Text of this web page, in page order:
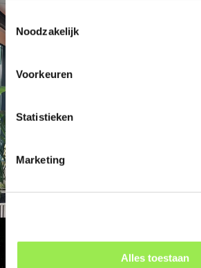
Toestemmingsselectie
Noodzakelijk
Voorkeuren
Statistieken
Marketing
Alles toestaan